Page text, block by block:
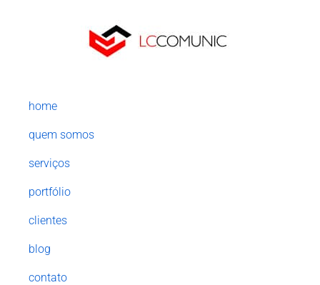
home
quem somos
serviços
portfólio
clientes
blog
contato